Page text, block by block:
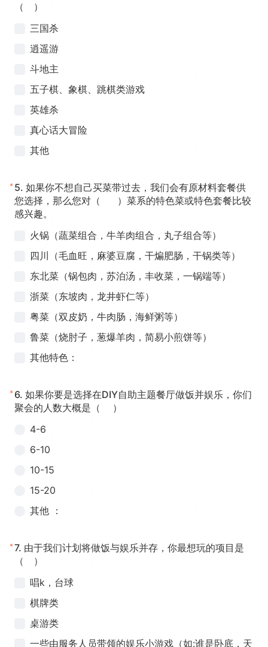
（ ）
三国杀
逍遥游
斗地主
五子棋、象棋、跳棋类游戏
英雄杀
真心话大冒险
其他
* 5. 如果你不想自己买菜带过去，我们会有原材料套餐供
您选择，那么您对（ ）菜系的特色菜或特色套餐比较
感兴趣。
火锅（蔬菜组合，牛羊肉组合，丸子组合等）
四川（毛血旺，麻婆豆腐，干煸肥肠，干锅类等）
东北菜（锅包肉，苏泊汤，丰收菜，一锅端等）
浙菜（东坡肉，龙井虾仁等）
粤菜（双皮奶，牛肉肠，海鲜粥等）
鲁菜（烧肘子，葱爆羊肉，简易小煎饼等）
其他特色：
* 6. 如果你要是选择在DIY自助主题餐厅做饭并娱乐，你们
聚会的人数大概是（ ）
4-6
6-10
10-15
15-20
其他 ：
*7. 由于我们计划将做饭与娱乐并存，你最想玩的项目是
（ ）
唱k，台球
棋牌类
桌游类
一些由服务人员带领的娱乐小游戏（如:谁是卧底，天